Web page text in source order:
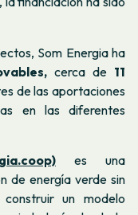
Som Energia ha
cerca de 11
de las aportaciones
en las diferentes
es una
de energía verde sin
un modelo